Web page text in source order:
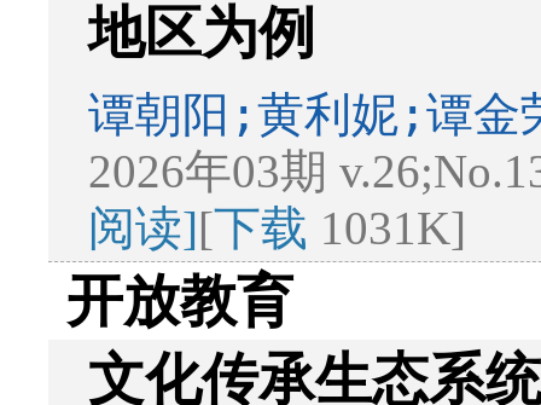
地区为例
谭朝阳;黄利妮;谭
2026年03期
阅读][下载 1031K]
开放教育
文化传承生态系